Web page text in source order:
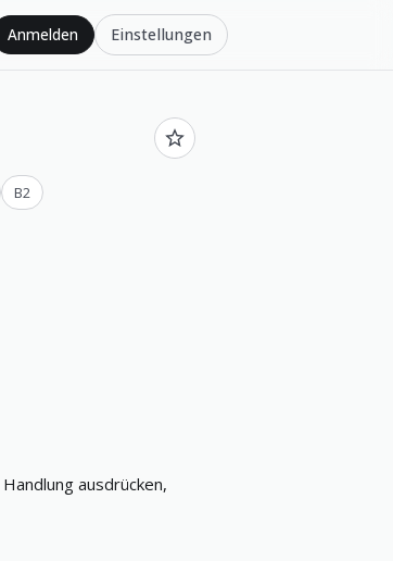
Anmelden Einstellungen
B2
Handlung ausdrücken,